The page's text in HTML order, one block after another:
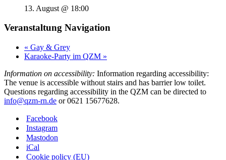
13. August @ 18:00
Veranstaltung Navigation
« Gay & Grey
Karaoke-Party im QZM »
Information on accessibility: Information regarding accessibility:
The venue is accessible without stairs and has barrier low toilet.
Questions regarding accessibility in the QZM can be directed to
info@qzm-rn.de or 0621 15677628.
Facebook
Instagram
Mastodon
iCal
Cookie policy (EU)